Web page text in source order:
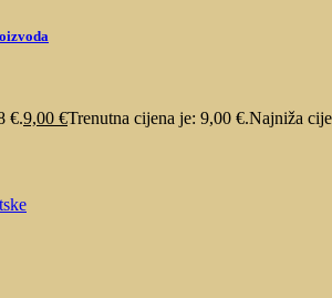
€.9,00 €Trenutna cijena je: 9,00 €.Najniža